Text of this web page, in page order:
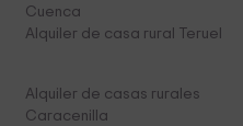
Cuenca
Alquiler de casa rural Teruel
Alquiler de casas rurales
Caracenilla